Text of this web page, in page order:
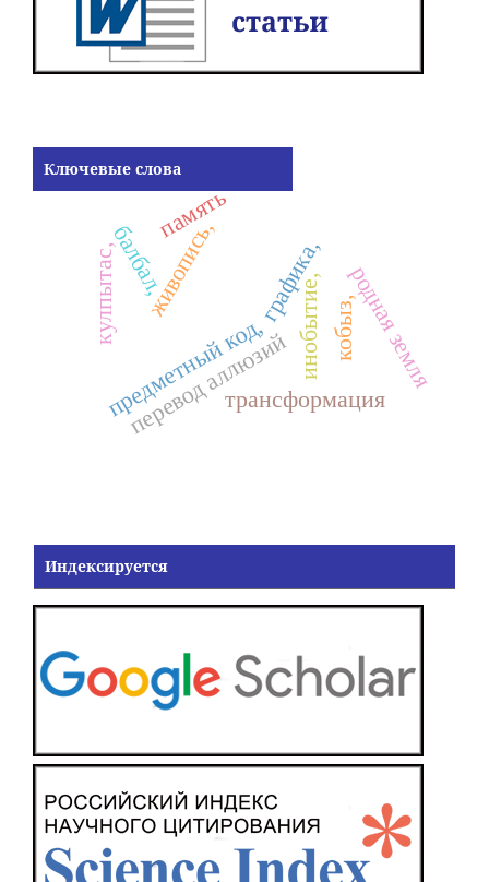
Ключевые слова
живопись, графика,
кобыз,
балбал,
кулпытас,
предметный код, инобытие,
память
перевод аллюзийтрансформация
родная земля
Индексируется